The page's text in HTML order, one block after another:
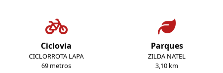
Ciclovia
CICLORROTA LAPA
69 metros
Parques
ZILDA NATEL
3,10 km